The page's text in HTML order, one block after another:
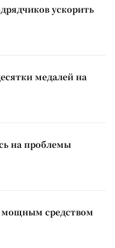
ускорить
медалей на
на проблемы
мощным средством